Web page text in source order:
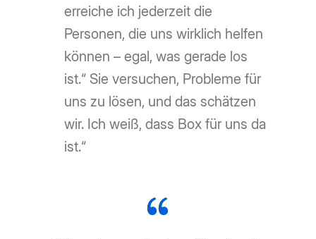
erreiche ich jederzeit die
Personen, die uns wirklich helfen
können – egal, was gerade los
ist.“ Sie versuchen, Probleme für
uns zu lösen, und das schätzen
wir. Ich weiß, dass Box für uns da
ist.“